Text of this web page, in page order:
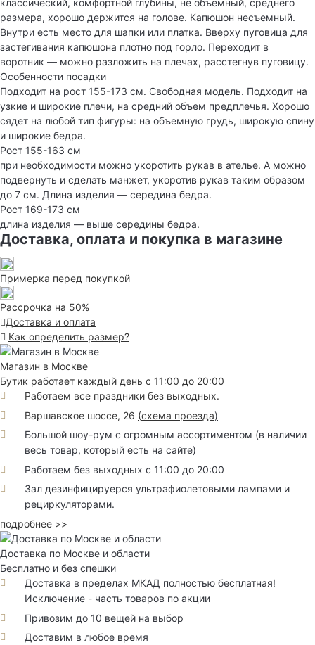
классический, комфортной глубины, не объемный, среднего
размера, хорошо держится на голове. Капюшон несъемный.
Внутри есть место для шапки или платка. Вверху пуговица для
застегивания капюшона плотно под горло. Переходит в
воротник — можно разложить на плечах, расстегнув пуговицу.
Особенности посадки
Подходит на рост 155-173 см. Свободная модель. Подходит на
узкие и широкие плечи, на средний объем предплечья. Хорошо
сядет на любой тип фигуры: на объемную грудь, широкую спину
и широкие бедра.
Рост 155-163 см
при необходимости можно укоротить рукав в ателье. А можно
подвернуть и сделать манжет, укоротив рукав таким образом
до 7 см. Длина изделия — середина бедра.
Рост 169-173 см
длина изделия — выше середины бедра.
Доставка, оплата и покупка в магазине
Примерка перед покупкой
Рассрочка на 50%
Доставка и оплата
Как определить размер?
Магазин в Москве
Бутик работает каждый день с 11:00 до 20:00
Работаем все праздники без выходных.
Варшавское шоссе, 26 (схема проезда)
Большой шоу-рум с огромным ассортиментом (в наличии
весь товар, который есть на сайте)
Работаем без выходных с 11:00 до 20:00
Зал дезинфицируерся ультрафиолетовыми лампами и
рециркуляторами.
подробнее >>
Доставка по Москве и области
Бесплатно и без спешки
Доставка в пределах МКАД полностью бесплатная!
Исключение - часть товаров по акции
Привозим до 10 вещей на выбор
Доставим в любое время